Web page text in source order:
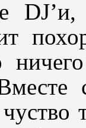
DJ’и,